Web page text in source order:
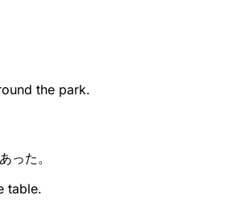
the park.
った。
table.